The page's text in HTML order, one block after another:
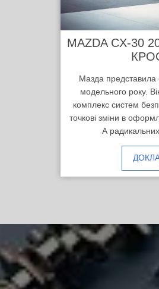
MAZDA CX-30
Мазда
модельного року.
комплекс систем
точкові зміни в
А